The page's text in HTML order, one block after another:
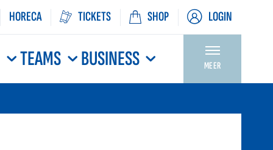
HORECA TICKETS SHOP LOGIN
TEAMS BUSINESS MEER